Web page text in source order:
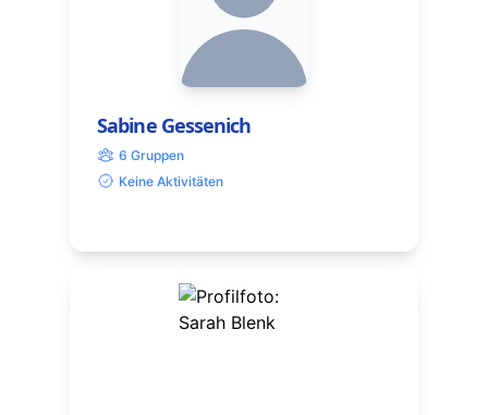
Sabine Gessenich
6 Gruppen
Keine Aktivitäten